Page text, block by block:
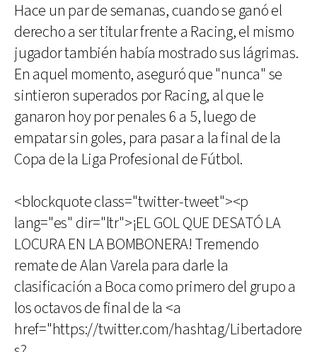
Hace un par de semanas, cuando se ganó el
derecho a ser titular frente a Racing, el mismo
jugador también había mostrado sus lágrimas.
En aquel momento, aseguró que "nunca" se
sintieron superados por Racing, al que le
ganaron hoy por penales 6 a 5, luego de
empatar sin goles, para pasar a la final de la
Copa de la Liga Profesional de Fútbol.
<blockquote class="twitter-tweet"><p
lang="es" dir="ltr">¡EL GOL QUE DESATÓ LA
LOCURA EN LA BOMBONERA! Tremendo
remate de Alan Varela para darle la
clasificación a Boca como primero del grupo a
los octavos de final de la <a
href="https://twitter.com/hashtag/Libertadore